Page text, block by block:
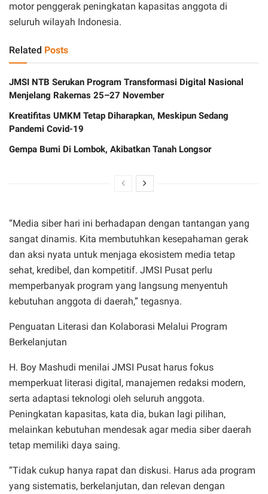
motor penggerak peningkatan kapasitas anggota di
seluruh wilayah Indonesia.
Related Posts
JMSI NTB Serukan Program Transformasi Digital Nasional
Menjelang Rakernas 25–27 November
Kreatifitas UMKM Tetap Diharapkan, Meskipun Sedang
Pandemi Covid-19
Gempa Bumi Di Lombok, Akibatkan Tanah Longsor
“Media siber hari ini berhadapan dengan tantangan yang
sangat dinamis. Kita membutuhkan kesepahaman gerak
dan aksi nyata untuk menjaga ekosistem media tetap
sehat, kredibel, dan kompetitif. JMSI Pusat perlu
memperbanyak program yang langsung menyentuh
kebutuhan anggota di daerah,” tegasnya.
Penguatan Literasi dan Kolaborasi Melalui Program
Berkelanjutan
H. Boy Mashudi menilai JMSI Pusat harus fokus
memperkuat literasi digital, manajemen redaksi modern,
serta adaptasi teknologi oleh seluruh anggota.
Peningkatan kapasitas, kata dia, bukan lagi pilihan,
melainkan kebutuhan mendesak agar media siber daerah
tetap memiliki daya saing.
“Tidak cukup hanya rapat dan diskusi. Harus ada program
yang sistematis, berkelanjutan, dan relevan dengan